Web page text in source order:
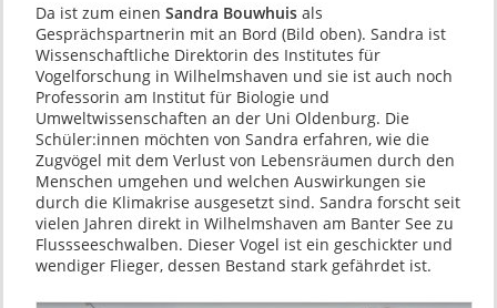
Da ist zum einen Sandra Bouwhuisals
Gesprächspartnerin mit an Bord (Bild oben). Sandra ist
Wissenschaftliche Direktorin des Institutes für
Vogelforschung in Wilhelmshaven und sie ist auch noch
Professorin am Institut für Biologie und
Umweltwissenschaften an der Uni Oldenburg. Die
Schüler:innen möchten von Sandra erfahren, wie die
Zugvögel mit dem Verlust von Lebensräumen durch den
Menschen umgehen und welchen Auswirkungen sie
durch die Klimakrise ausgesetzt sind. Sandra forscht seit
vielen Jahren direkt in Wilhelmshaven am Banter See zu
Flussseeschwalben. Dieser Vogel ist ein geschickter und
wendiger Flieger, dessen Bestand stark gefährdet ist.